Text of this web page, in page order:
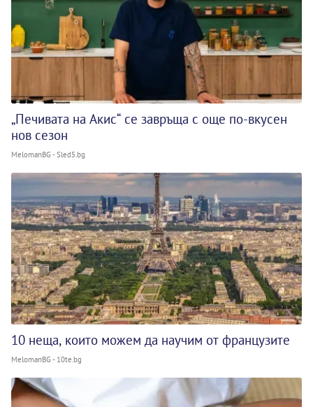
„Печивата на Акис“ се завръща с още по-вкусен
нов сезон
MelomanBG - Sled5.bg
10 неща, които можем да научим от французите
MelomanBG - 10te.bg